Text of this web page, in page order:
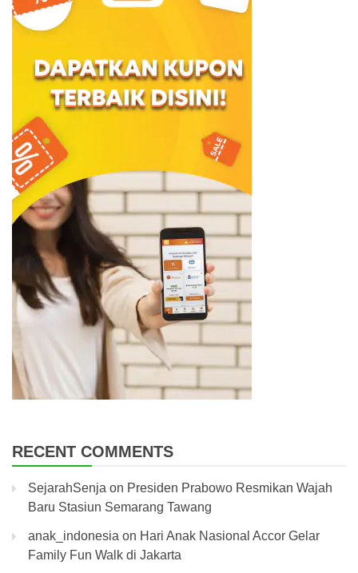
RECENT COMMENTS
SejarahSenja on Presiden Prabowo Resmikan Wajah
Baru Stasiun Semarang Tawang
anak_indonesia on Hari Anak Nasional Accor Gelar
Family Fun Walk di Jakarta